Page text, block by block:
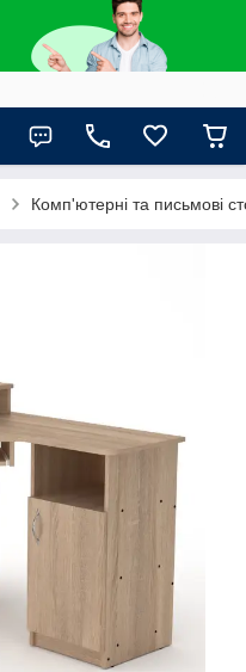
Комп'ютерні та письмові